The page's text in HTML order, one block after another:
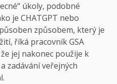
úkoly, podobné
je CHATGPT nebo
způsobem, který je
říká pracovník GSA
jej nakonec použije k
zadávání veřejných